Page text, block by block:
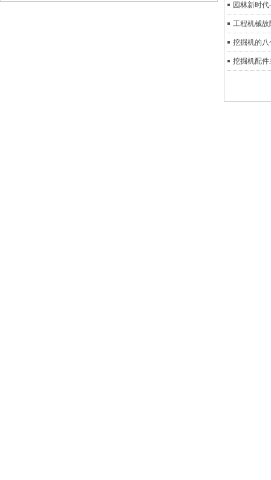
园林新时
工程机械
挖掘机的
挖掘机配